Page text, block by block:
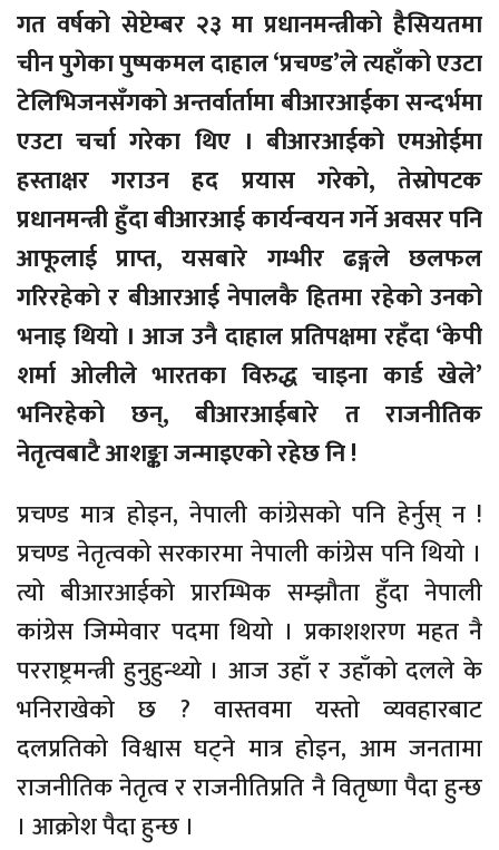
गत वर्षको सेप्टेम्बर २३ मा प्रधानमन्त्रीको हैसियतमा
चीन पुगेका पुष्पकमल दाहाल ‘प्रचण्ड’ले त्यहाँको एउटा
टेलिभिजनसँगको अन्तर्वार्तामा बीआरआईका सन्दर्भमा
एउटा चर्चा गरेका थिए । बीआरआईको एमओईमा
हस्ताक्षर गराउन हद प्रयास गरेको, तेस्रोपटक
प्रधानमन्त्री हुँदा बीआरआई कार्यन्वयन गर्ने अवसर पनि
आफूलाई प्राप्त, यसबारे गम्भीर ढङ्गले छलफल
गरिरहेको र बीआरआई नेपालकै हितमा रहेको उनको
भनाइ थियो । आज उनै दाहाल प्रतिपक्षमा रहँदा ‘केपी
शर्मा ओलीले भारतका विरुद्ध चाइना कार्ड खेले’
भनिरहेको छन्, बीआरआईबारे त राजनीतिक
नेतृत्वबाटै आशङ्का जन्माइएको रहेछ नि !
प्रचण्ड मात्र होइन, नेपाली कांग्रेसको पनि हेर्नुस् न !
प्रचण्ड नेतृत्वको सरकारमा नेपाली कांग्रेस पनि थियो ।
त्यो बीआरआईको प्रारम्भिक सम्झौता हुँदा नेपाली
कांग्रेस जिम्मेवार पदमा थियो । प्रकाशशरण महत नै
परराष्ट्रमन्त्री हुनुहुन्थ्यो । आज उहाँ र उहाँको दलले के
भनिराखेको छ ? वास्तवमा यस्तो व्यवहारबाट
दलप्रतिको विश्वास घट्ने मात्र होइन, आम जनतामा
राजनीतिक नेतृत्व र राजनीतिप्रति नै वितृष्णा पैदा हुन्छ
। आक्रोश पैदा हुन्छ ।